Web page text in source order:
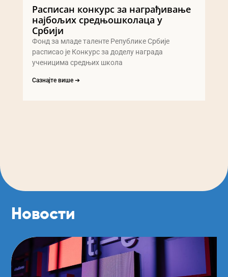
Расписан конкурс за награђивање
најбољих средњошколаца у
Србији
Фонд за младе таленте Републике Србије
расписао је Конкурс за доделу награда
ученицима средњих школа
Сазнајте више ➔
Новости